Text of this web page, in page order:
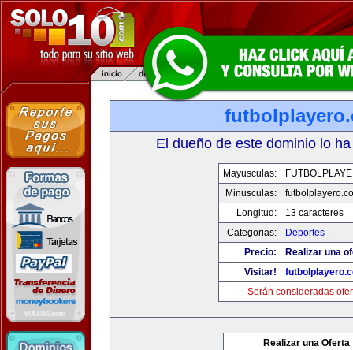
El dueño de este dominio lo
Mayusculas:
Minusculas:
Longitud:
13 caracteres
Categorias:
Deportes
Precio:
Realizar una
Visitar!
Serán consideradas
Realizar una Oferta